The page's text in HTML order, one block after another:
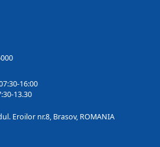
16:00
13.30
Eroilor nr.8, Brasov, ROMANIA